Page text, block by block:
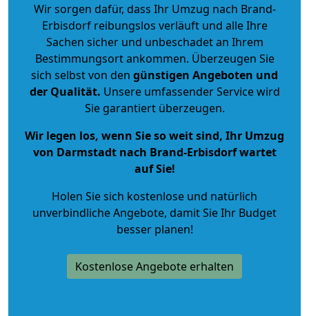
Wir sorgen dafür, dass Ihr Umzug nach Brand-
Erbisdorf reibungslos verläuft und alle Ihre
Sachen sicher und unbeschadet an Ihrem
Bestimmungsort ankommen. Überzeugen Sie
sich selbst von den günstigen Angeboten und
der Qualität. Unsere umfassender Service wird
Sie garantiert überzeugen.
Wir legen los, wenn Sie so weit sind, Ihr Umzug
von Darmstadt nach Brand-Erbisdorf wartet
auf Sie!
Holen Sie sich kostenlose und natürlich
unverbindliche Angebote, damit Sie Ihr Budget
besser planen!
Kostenlose Angebote erhalten